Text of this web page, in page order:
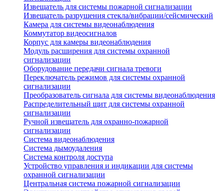
Извещатель для системы пожарной сигнализации
Извещатель разрушения стекла/вибрации/сейсмический
Камера для системы видеонаблюдения
Коммутатор видеосигналов
Корпус для камеры видеонаблюдения
Модуль расширения для системы охранной
сигнализации
Оборудование передачи сигнала тревоги
Переключатель режимов для системы охранной
сигнализации
Преобразователь сигнала для системы видеонаблюдения
Распределительный щит для системы охранной
сигнализации
Ручной извещатель для охранно-пожарной
сигнализации
Система видеонаблюдения
Система дымоудаления
Система контроля доступа
Устройство управления и индикации для системы
охранной сигнализации
Центральная система пожарной сигнализации